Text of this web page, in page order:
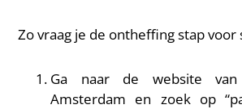
Zo vraag je de ontheffing stap voor
Ga naar de website
Amsterdam en zoek op